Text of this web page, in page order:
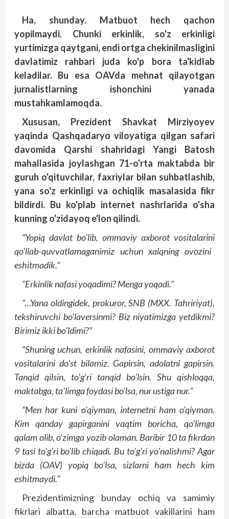
Ha, shunday. Matbuot hech
qachon
yopilmaydi. Chunki erkinlik, so'z
erkinligi
yurtimizga qaytgani,endiortga chekinilmasligini
davlatimiz
rahbari juda ko'p bora
ta'kidlab
keladilar. Bu esa OAVda mehnat qilayotgan
jurnalistlarning
ishonchini
yanada
mustahkamlamoqda.
Xususan, Prezident Shavkat Mirziyoyev
yaqinda Qashqadaryo viloyatiga qilgan safari
davomida Qarshi shahridagi Yangi Batosh
mahallasida joylashgan 71-o'rta maktabda bir
guruh o'qituvchilar, faxriylar bilan suhbatlashib,
yana so'z erkinligi va ochiqlik masalasida fikr
bildirdi. Bu ko'plab internet nashrlarida o'sha
kunning o'zidayoq e'lon qilindi.
“Yopiq davlatbo'lib, ommaviy axborotvositalarini
qo'llab-quvvatlamaganimiz uchunxalqningovozini
eshitmadik.”
“Erkinlik nafasi yoqadimi? Menga yoqadi.”
“…Yana oldingidek, prokuror, SNB (MXX. Tahririyat),
tekshiruvchi bo'laversinmi? Biz niyatimizga yetdikmi?
Birimiz ikki bo'ldimi?”
“Shuning uchun, erkinlik nafasini, ommaviy axborot
vositalarini do'st bilamiz. Gapirsin, adolatni gapirsin.
Tanqid qilsin, to'g'ri tanqid bo'lsin. Shu qishloqqa,
maktabga, ta'limga foydasi bo'lsa, nur ustiga nur.”
“Men har kuni o'qiyman, internetni ham o'qiyman.
Kim qanday gapirganini vaqtim boricha, qo'limga
qalam olib, o'zimga yozib olaman. Baribir 10 ta fikr­dan
9 tasi to'g'ri bo'lib chiqadi. Bu to'g'ri yo'nalishmi? Agar
bizda (OAV) yopiq bo'lsa, sizlarni ham hech kim
eshitmaydi.”
Prezidentimizning bunday ochiq va samimiy
fikrlari albatta, barcha matbuot vakillarini ham